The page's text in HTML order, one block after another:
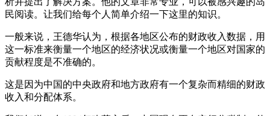
民阅读。让我们给每个人简单介绍一下这里的知识。
一般来说，王德华认为，根据各地区公布的财政收入数据，用
这一标准来衡量一个地区的经济状况或衡量一个地区对国家的
贡献程度是不准确的。
这是因为中国的中央政府和地方政府有一个复杂而精细的财政
收入和分配体系。